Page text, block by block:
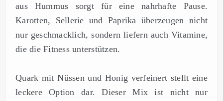
aus Hummus sorgt für eine nahrhafte Pause.
Karotten, Sellerie und Paprika überzeugen nicht
nur geschmacklich, sondern liefern auch Vitamine,
die die Fitness unterstützen.
Quark mit Nüssen und Honig verfeinert stellt eine
leckere Option dar. Dieser Mix ist nicht nur